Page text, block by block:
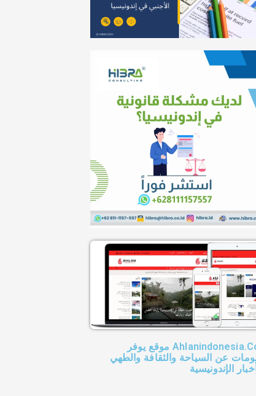
Ahlanindonesia.Com موقع يوفر
عن السياحة والثقافة والطهي
الإندونيسية